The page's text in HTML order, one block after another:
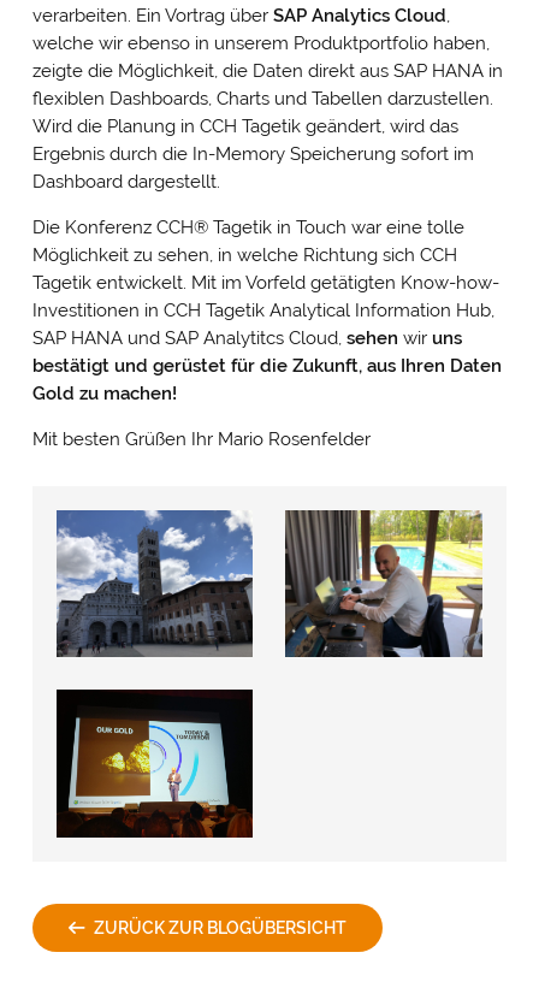
verarbeiten. Ein Vortrag über SAP Analytics Cloud,
welche wir ebenso in unserem Produktportfolio haben,
zeigte die Möglichkeit, die Daten direkt aus SAP HANA in
flexiblen Dashboards, Charts und Tabellen darzustellen.
Wird die Planung in CCH Tagetik geändert, wird das
Ergebnis durch die In-Memory Speicherung sofort im
Dashboard dargestellt.
Die Konferenz CCH® Tagetik in Touch war eine tolle
Möglichkeit zu sehen, in welche Richtung sich CCH
Tagetik entwickelt. Mit im Vorfeld getätigten Know-how-
Investitionen in CCH Tagetik Analytical Information Hub,
SAP HANA und SAP Analytitcs Cloud, sehen wir uns
bestätigt und gerüstet für die Zukunft, aus Ihren Daten
Gold zu machen!
Mit besten Grüßen Ihr Mario Rosenfelder
ZURÜCK ZUR BLOGÜBERSICHT